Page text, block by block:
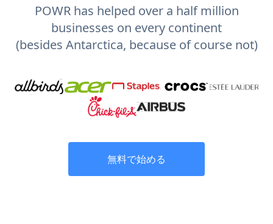
POWR has helped over a half million
businesses on every continent
(besides Antarctica, because of course not)
無料で始める